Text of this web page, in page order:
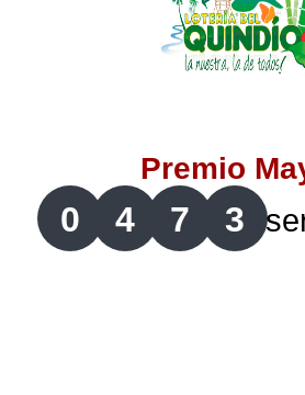
Lotería de Risaralda
Lotería de Santander
Lotería del Cauca
Premio
0 4 7 3